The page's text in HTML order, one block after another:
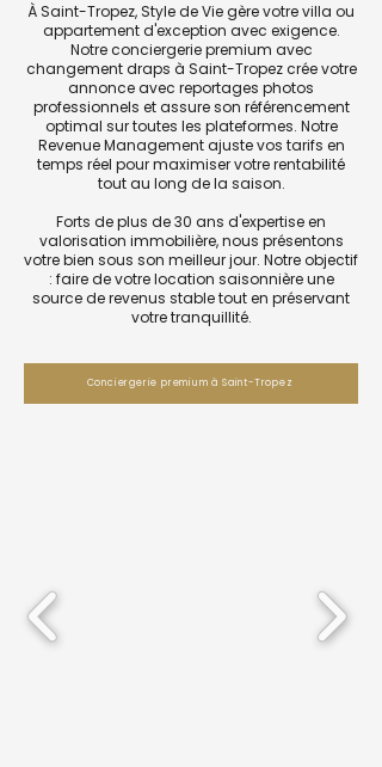
À Saint-Tropez, Style de Vie gère votre villa ou
appartement d'exception avec exigence.
Notre conciergerie premium avec
changement draps à Saint-Tropez crée votre
annonce avec reportages photos
professionnels et assure son référencement
optimal sur toutes les plateformes. Notre
Revenue Management ajuste vos tarifs en
temps réel pour maximiser votre rentabilité
tout au long de la saison.
Forts de plus de 30 ans d'expertise en
valorisation immobilière, nous présentons
votre bien sous son meilleur jour. Notre objectif
: faire de votre location saisonnière une
source de revenus stable tout en préservant
votre tranquillité.
Conciergerie premium à Saint-Tropez